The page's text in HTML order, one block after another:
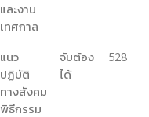
และงาน
เทศกาล
แนว
ปฏิบัติ
ทางสังคม
พิธีกรรม
จับต้อง
ได้
528